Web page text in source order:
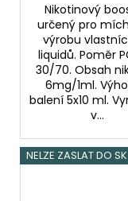
Nikotinový
určený pro
výrobu
liquidů. Poměr
30/70. Obsah
6mg/1ml.
balení 5x10 ml.
v...
NELZE ZASLAT DO SK